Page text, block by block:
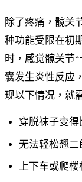
除了疼痛，髋关
种功能受限在初
时，感觉髋关节
囊发生炎性反应
现以下情况，就
穿脱袜子变得
无法轻松翘二
上下车或爬楼